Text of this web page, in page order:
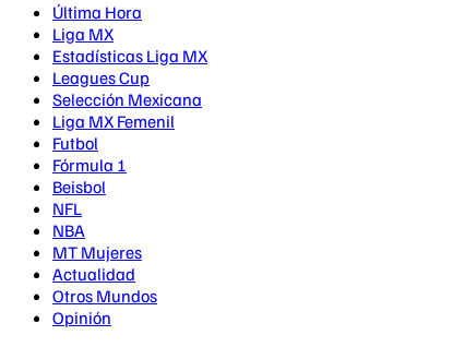
Última Hora
Liga MX
Estadísticas Liga MX
Leagues Cup
Selección Mexicana
Liga MX Femenil
Futbol
Fórmula 1
Beisbol
NFL
NBA
MT Mujeres
Actualidad
Otros Mundos
Opinión